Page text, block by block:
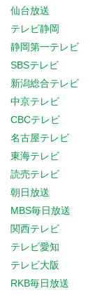
仙台放送
テレビ静岡
静岡第一テレビ
SBSテレビ
新潟総合テレビ
中京テレビ
CBCテレビ
名古屋テレビ
東海テレビ
読売テレビ
朝日放送
MBS毎日放送
関西テレビ
テレビ愛知
テレビ大阪
RKB毎日放送